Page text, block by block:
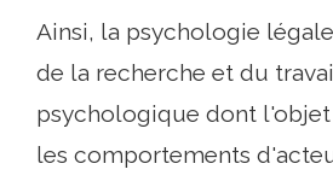
Ainsi, la psychologie
de la recherche et du
psychologique dont
les comportements